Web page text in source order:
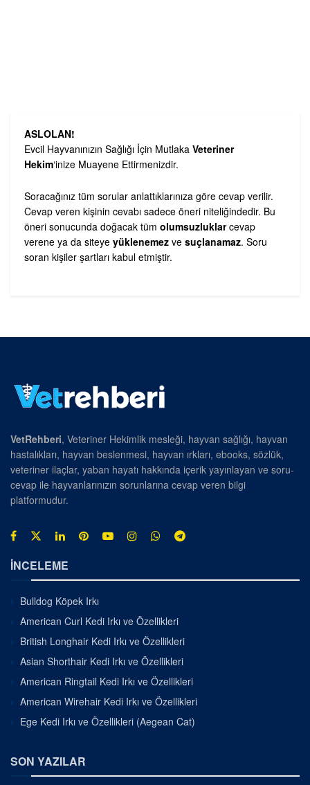
ASLOLAN!
Evcil Hayvanınızın Sağlığı İçin Mutlaka Veteriner
Hekim‘inize Muayene Ettirmenizdir.
Soracağınız tüm sorular anlattıklarınıza göre cevap verilir.
Cevap veren kişinin cevabı sadece öneri niteliğindedir. Bu
öneri sonucunda doğacak tüm olumsuzluklarcevap
verene ya da siteye yüklenemez ve suçlanamaz. Soru
soran kişiler şartları kabul etmiştir.
VetRehberi, Veteriner Hekimlik mesleği, hayvan sağlığı, hayvan
hastalıkları, hayvan beslenmesi, hayvan ırkları, ebooks, sözlük,
veteriner ilaçlar, yaban hayatı hakkında içerik yayınlayan ve soru-
cevap ile hayvanlarınızın sorunlarına cevap veren bilgi
platformudur.
İNCELEME
Bulldog Köpek Irkı
American Curl Kedi Irkı ve Özellikleri
British Longhair Kedi Irkı ve Özellikleri
Asian Shorthair Kedi Irkı ve Özellikleri
American Ringtail Kedi Irkı ve Özellikleri
American Wirehair Kedi Irkı ve Özellikleri
Ege Kedi Irkı ve Özellikleri (Aegean Cat)
SON YAZILAR